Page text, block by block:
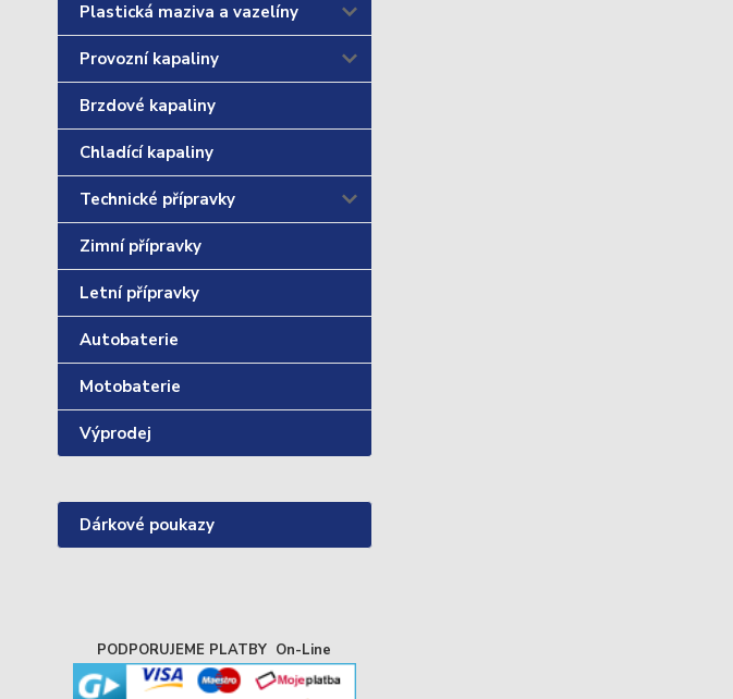
Plastická maziva a vazelíny
Provozní kapaliny
Brzdové kapaliny
Chladící kapaliny
Technické přípravky
Zimní přípravky
Letní přípravky
Autobaterie
Motobaterie
Výprodej
Dárkové poukazy
PODPORUJEME PLATBY On-Line